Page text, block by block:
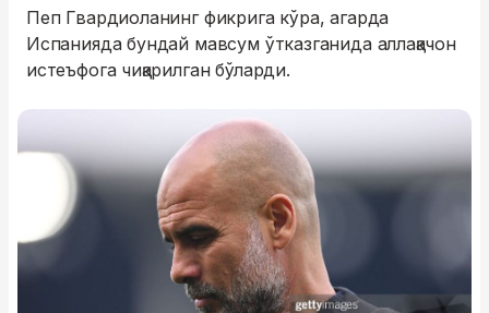
Пеп Гвардиоланинг фикрига кўра, агарда
Испанияда бундай мавсум ўтказганида аллақачон
истеъфога чиқарилган бўларди.